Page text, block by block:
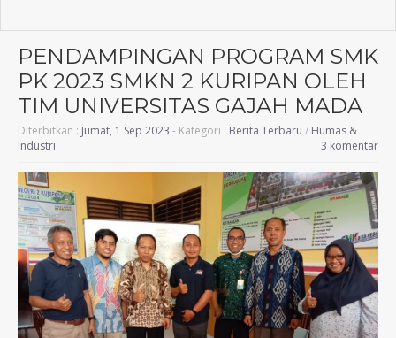
PENDAMPINGAN PROGRAM SMK
PK 2023 SMKN 2 KURIPAN OLEH
TIM UNIVERSITAS GAJAH MADA
Diterbitkan : Jumat, 1 Sep 2023 - Kategori : Berita Terbaru / Humas &
Industri
3 komentar